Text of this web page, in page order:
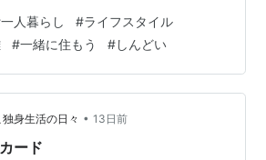
胸に確認してしまう。 社会の底辺、
。 よろしこー。 人類の住まう世界の
。 底辺の妖精だよー 週末の土日は仕
康診断に向けて先週末のライブ以
特に予定もありません。 時間もある
一人暮らし #ライフスタイル
#一緒に住もう #しんどい
身生活の日々 • 13日前
ード